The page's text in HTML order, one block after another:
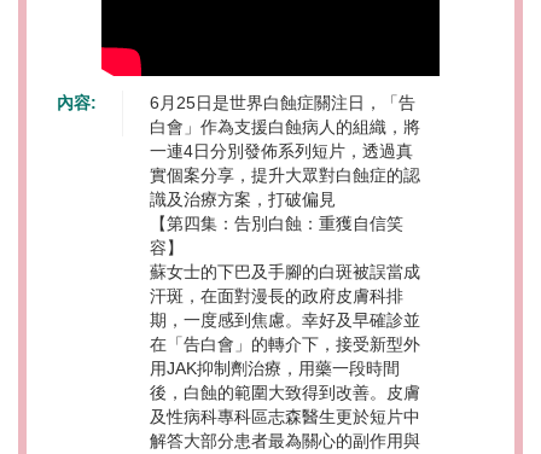
內容:
6月25日是世界白蝕症關注日，「告
白會」作為支援白蝕病人的組織，將
一連4日分別發佈系列短片，透過真
實個案分享，提升大眾對白蝕症的認
識及治療方案，打破偏見
【第四集：告別白蝕：重獲自信笑
容】
蘇女士的下巴及手腳的白斑被誤當成
汗斑，在面對漫長的政府皮膚科排
期，一度感到焦慮。幸好及早確診並
在「告白會」的轉介下，接受新型外
用JAK抑制劑治療，用藥一段時間
後，白蝕的範圍大致得到改善。皮膚
及性病科專科區志森醫生更於短片中
解答大部分患者最為關心的副作用與